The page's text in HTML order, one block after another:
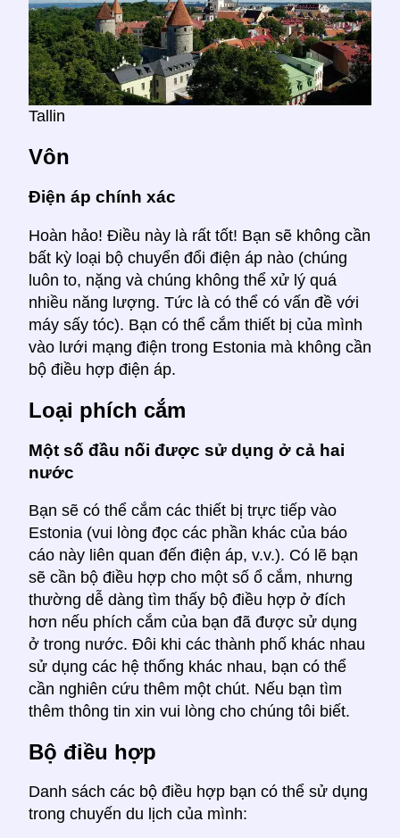
Tallin
Vôn
Điện áp chính xác
Hoàn hảo! Điều này là rất tốt! Bạn sẽ không cần
bất kỳ loại bộ chuyển đổi điện áp nào (chúng
luôn to, nặng và chúng không thể xử lý quá
nhiều năng lượng. Tức là có thể có vấn đề với
máy sấy tóc). Bạn có thể cắm thiết bị của mình
vào lưới mạng điện trong Estonia mà không cần
bộ điều hợp điện áp.
Loại phích cắm
Một số đầu nối được sử dụng ở cả hai
nước
Bạn sẽ có thể cắm các thiết bị trực tiếp vào
Estonia (vui lòng đọc các phần khác của báo
cáo này liên quan đến điện áp, v.v.). Có lẽ bạn
sẽ cần bộ điều hợp cho một số ổ cắm, nhưng
thường dễ dàng tìm thấy bộ điều hợp ở đích
hơn nếu phích cắm của bạn đã được sử dụng
ở trong nước. Đôi khi các thành phố khác nhau
sử dụng các hệ thống khác nhau, bạn có thể
cần nghiên cứu thêm một chút. Nếu bạn tìm
thêm thông tin xin vui lòng cho chúng tôi biết.
Bộ điều hợp
Danh sách các bộ điều hợp bạn có thể sử dụng
trong chuyến du lịch của mình: